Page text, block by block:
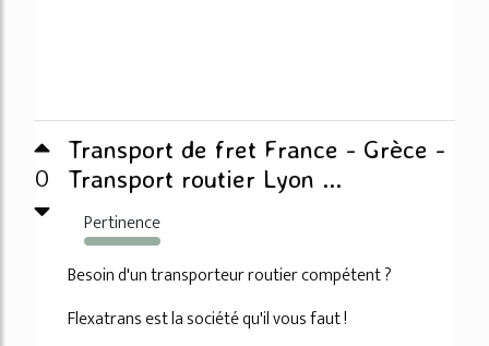
0
Transport de fret France - Grèce -
Transport routier Lyon ...
Pertinence
421%
Besoin d'un transporteur routier compétent ?
Flexatrans est la société qu'il vous faut !